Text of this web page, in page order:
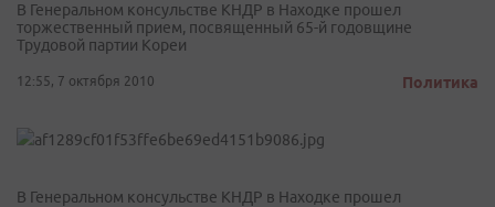
В Генеральном консульстве КНДР в Находке прошел
торжественный прием, посвященный 65-й годовщине
Трудовой партии Кореи
12:55, 7 октября 2010 Политика
В Генеральном консульстве КНДР в Находке прошел